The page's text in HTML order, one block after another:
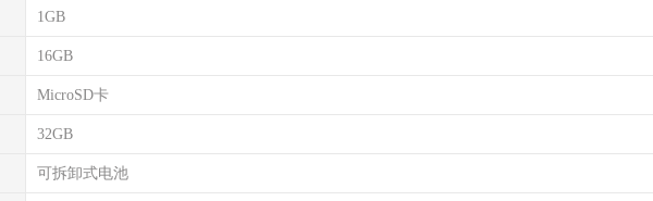
1GB
16GB
MicroSD卡
32GB
可拆卸式电池